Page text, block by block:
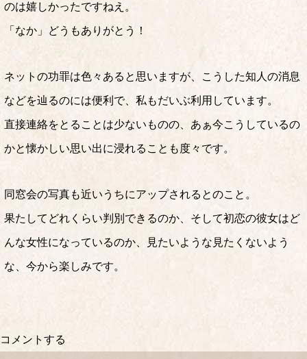
のは嬉しかったですねえ。
「なか」どうもありがとう！
ネットの功罪は色々あると思いますが、こうした知人の消息
などを辿るのには便利で、私もだいぶ利用しています。
直接連絡をとることは少ないものの、あぁ今こうしているの
かと懐かしい思い出に浸れることも度々です。
同窓会の写真も近いうちにアップされるとのこと。
果たしてどれくらい判別できるのか、そして初恋の彼女はど
んな女性になっているのか、見たいような見たくないよう
な、今から楽しみです。
コメントする